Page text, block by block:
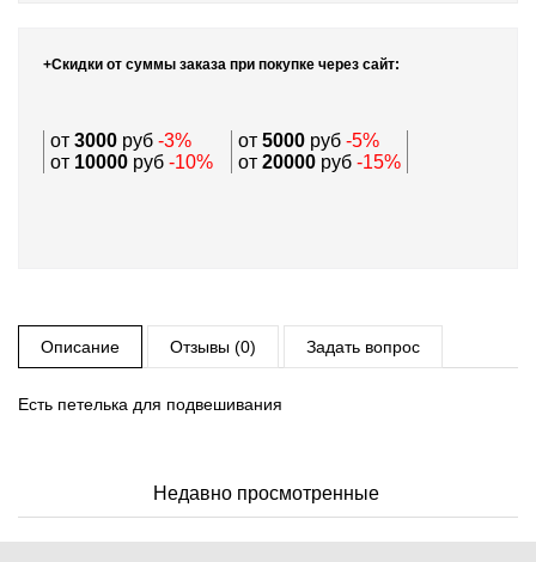
+Скидки от суммы заказа при покупке через сайт:
от 3000 руб -3% от 5000 руб -5%
от 10000 руб -10% от 20000 руб -15%
Описание Отзывы (0) Задать вопрос
Есть петелька для подвешивания
Недавно просмотренные